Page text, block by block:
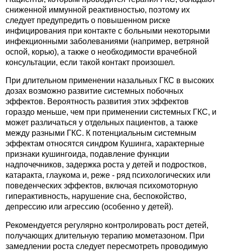
сниженной иммунной реактивностью, поэтому их
следует предупредить о повышенном риске
инфицирования при контакте с больными некоторыми
инфекционными заболеваниями (например, ветряной
оспой, корью), а также о необходимости врачебной
консультации, если такой контакт произошел.
При длительном применении назальных ГКС в высоких
дозах возможно развитие системных побочных
эффектов. Вероятность развития этих эффектов
гораздо меньше, чем при применении системных ГКС, и
может различаться у отдельных пациентов, а также
между разными ГКС. К потенциальным системным
эффектам относятся синдром Кушинга, характерные
признаки кушингоида, подавление функции
надпочечников, задержка роста у детей и подростков,
катаракта, глаукома и, реже - ряд психологических или
поведенческих эффектов, включая психомоторную
гиперактивность, нарушение сна, беспокойство,
депрессию или агрессию (особенно у детей).
Рекомендуется регулярно контролировать рост детей,
получающих длительную терапию мометазоном. При
замедлении роста следует пересмотреть проводимую